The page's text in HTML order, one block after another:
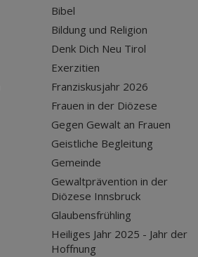
Bibel
Bildung und Religion
Denk Dich Neu Tirol
Exerzitien
Franziskusjahr 2026
Frauen in der Diözese
Gegen Gewalt an Frauen
Geistliche Begleitung
Gemeinde
Gewaltprävention in der
Diözese Innsbruck
Glaubensfrühling
Heiliges Jahr 2025 - Jahr der
Hoffnung